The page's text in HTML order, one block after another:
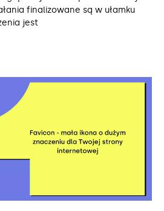
finalizowane są w ułamku
jest